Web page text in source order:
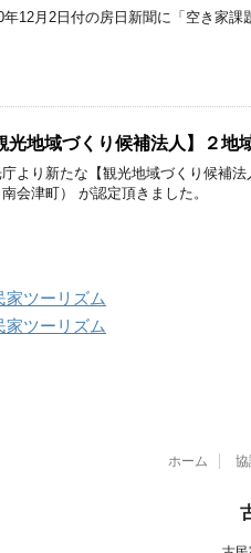
年12月2日付の房日新聞に「空き家
光地域づくり候補法人】２地
より新たな【観光地域づくり候補
会津町） が認定頂きました。
家ツーリズム
家ツーリズム
ホーム 協